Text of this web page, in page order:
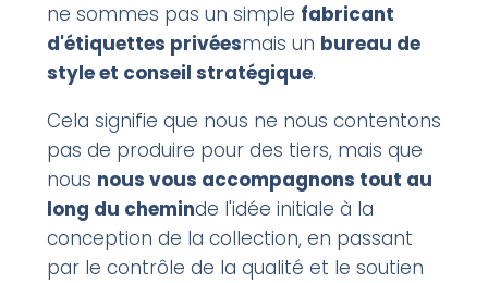
ne sommes pas un simple fabricant
d'étiquettes privéesmais un bureau de
style et conseil stratégique.
Cela signifie que nous ne nous contentons
pas de produire pour des tiers, mais que
nous nous vous accompagnons tout au
long du cheminde l'idée initiale à la
conception de la collection, en passant
par le contrôle de la qualité et le soutien